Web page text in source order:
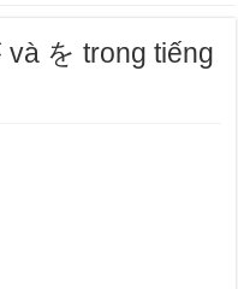
を trong tiếng